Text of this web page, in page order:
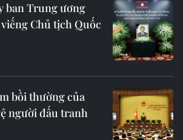
ban Trung ương
Chủ tịch Quốc
bồi thường của
người đấu tranh